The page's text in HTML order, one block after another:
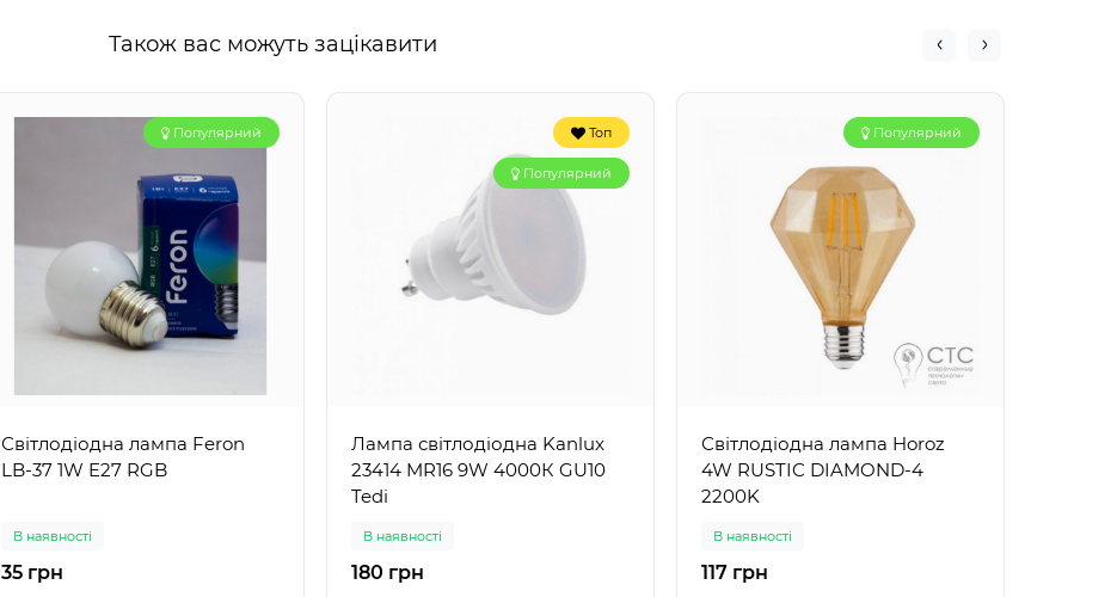
Також вас можуть зацікавити
Популярний
Світлодіодна лампа Feron
LB-37 1W E27 RGB
В наявності
35 грн
Топ
Популярний
Лампа світлодіодна Kanlux
23414 MR16 9W 4000К GU10
Tedi
В наявності
180 грн
Популярний
Світлодіодна лампа Horoz
4W RUSTIC DIAMOND-4
2200K
В наявності
117 грн